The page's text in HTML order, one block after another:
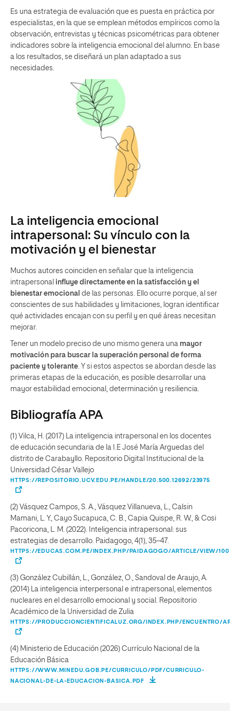
Es una estrategia de evaluación que es puesta en práctica por
especialistas, en la que se emplean métodos empíricos como la
observación, entrevistas y técnicas psicométricas para obtener
indicadores sobre la inteligencia emocional del alumno. En base
a los resultados, se diseñará un plan adaptado a sus
necesidades.
La inteligencia emocional
intrapersonal: Su vínculo con la
motivación y el bienestar
Muchos autores coinciden en señalar que la inteligencia
intrapersonal influye directamente en la satisfacción y el
bienestar emocional de las personas. Ello ocurre porque, al ser
conscientes de sus habilidades y limitaciones, logran identificar
qué actividades encajan con su perfil y en qué áreas necesitan
mejorar.
Tener un modelo preciso de uno mismo genera una mayor
motivación para buscar la superación personal de forma
paciente y tolerante . Y si estos aspectos se abordan desde las
primeras etapas de la educación, es posible desarrollar una
mayor estabilidad emocional, determinación y resiliencia.
Bibliografía APA
(1) Vilca, H. (2017) La inteligencia intrapersonal en los docentes
de educación secundaria de la I.E José María Arguedas del
distrito de Carabayllo. Repositorio Digital Institucional de la
Universidad César Vallejo
HTTPS://REPOSITORIO.UCV.EDU.PE/HANDLE/20.500.12692/23975
(2) Vásquez Campos, S. A., Vásquez Villanueva, L., Calsin
Mamani, L. Y., Cayo Sucapuca, C. B., Capia Quispe, R. W., & Cosi
Pacoricona, L. M. (2022). Inteligencia intrapersonal: sus
estrategias de desarrollo. Paidagogo, 4(1), 35–47.
HTTPS://EDUCAS.COM.PE/INDEX.PHP/PAIDAGOGO/ARTICLE/VIEW/100
(3) González Cubillán, L., González, O., Sandoval de Araujo, A.
(2014) La inteligencia interpersonal e intrapersonal, elementos
nucleares en el desarrollo emocional y social. Repositorio
Académico de la Universidad de Zulia
HTTPS://PRODUCCIONCIENTIFICALUZ.ORG/INDEX.PHP/ENCUENTRO/
(4) Ministerio de Educación (2026) Currículo Nacional de la
Educación Básica
HTTPS://WWW.MINEDU.GOB.PE/CURRICULO/PDF/CURRICULO-
NACIONAL-DE-LA-EDUCACION-BASICA.PDF